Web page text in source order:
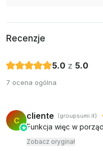
Recenzje
5.0 z 5.0
7 ocena ogólna
C cliente (groupsumi.it)
Funkcja więc w
Zobacz oryginał